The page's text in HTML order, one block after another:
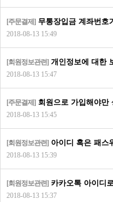
[주문결제] 무통장입금 계좌번호
2018-08-13 15:49
[회원정보관련] 개인정보에 대한
2018-08-13 15:47
[주문결제] 회원으로 가입해야만
2018-08-13 15:45
[회원정보관련] 아이디 혹은 패스
2018-08-13 15:39
[회원정보관련] 카카오톡 아이디
2018-08-13 15:37